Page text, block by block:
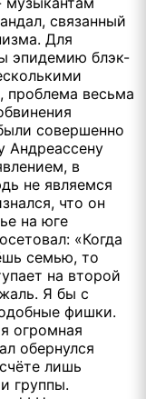
связанный
Для
эпидемию блэк-
проблема весьма
совершенно
Андреассену
в
не являемся
что он
на юге
«Когда
семью, то
на второй
Я бы с
фишки.
огромная
обернулся
лишь
группы.